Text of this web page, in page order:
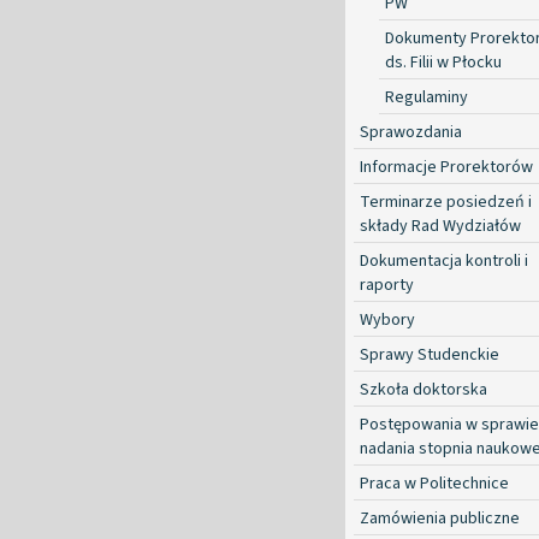
Dokumenty
ds. Filii w Płocku
Regulaminy
Sprawozdania
Informacje Prorektorów
Terminarze posiedzeń i
składy Rad Wydziałów
Dokumentacja kontroli i
raporty
Wybory
Sprawy Studenckie
Szkoła doktorska
Postępowania w sprawie
nadania stopnia
Praca w Politechnice
Zamówienia publiczne